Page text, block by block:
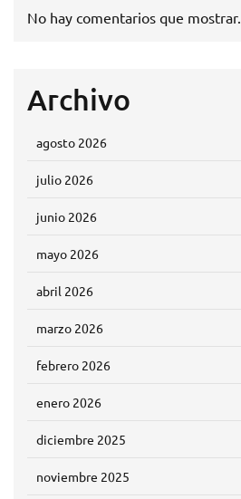
No hay comentarios que mostrar.
Archivo
agosto 2026
julio 2026
junio 2026
mayo 2026
abril 2026
marzo 2026
febrero 2026
enero 2026
diciembre 2025
noviembre 2025